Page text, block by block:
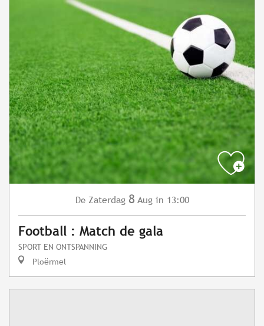
De Zaterdag 8 Aug in 13:00
Football : Match de gala
SPORT EN ONTSPANNING
Ploërmel